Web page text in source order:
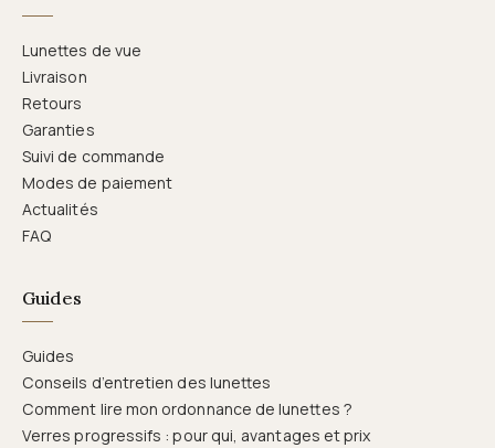
Lunettes de vue
Livraison
Retours
Garanties
Suivi de commande
Modes de paiement
Actualités
FAQ
Guides
Guides
Conseils d’entretien des lunettes
Comment lire mon ordonnance de lunettes ?
Verres progressifs : pour qui, avantages et prix